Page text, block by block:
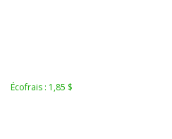
Écofrais : 1,85 $